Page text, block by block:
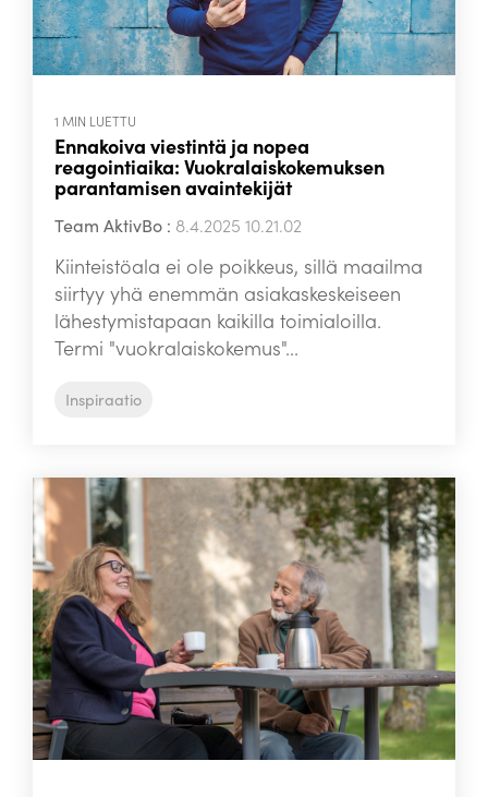
1 MIN LUETTU
Ennakoiva viestintä ja nopea
reagointiaika: Vuokralaiskokemuksen
parantamisen avaintekijät
Team AktivBo : 8.4.2025 10.21.02
Kiinteistöala ei ole poikkeus, sillä maailma
siirtyy yhä enemmän asiakaskeskeiseen
lähestymistapaan kaikilla toimialoilla.
Termi "vuokralaiskokemus"...
Inspiraatio